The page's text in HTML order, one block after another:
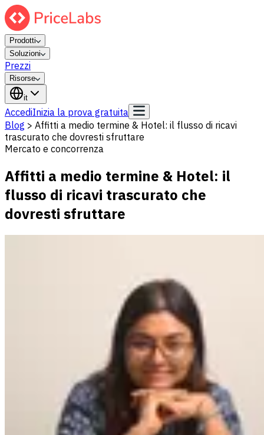
Prodotti
Soluzioni
Prezzi
Risorse
it
AccediInizia la prova gratuita
Blog > Affitti a medio termine & Hotel: il flusso di ricavi
trascurato che dovresti sfruttare
Mercato e concorrenza
Affitti a medio termine & Hotel: il
flusso di ricavi trascurato che
dovresti sfruttare